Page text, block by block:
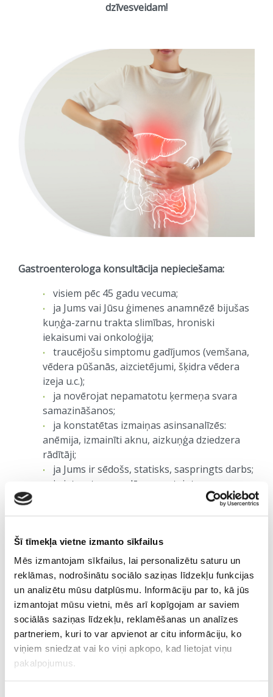
Šī tīmekļa vietne izmanto sīkfailus
Mēs izmantojam sīkfailus, lai personalizētu saturu un
reklāmas, nodrošinātu sociālo saziņas līdzekļu funkcijas
un analizētu mūsu datplūsmu. Informāciju par to, kā jūs
izmantojat mūsu vietni, mēs arī kopīgojam ar saviem
sociālās saziņas līdzekļu, reklamēšanas un analīzes
partneriem, kuri to var apvienot ar citu informāciju, ko
viņiem sniedzat vai ko viņi apkopo, kad lietojat viņu
pakalpojumus.
dzīvesveidam!
Gastroenterologa konsultācija nepieciešama:
visiem pēc 45 gadu vecuma;
ja Jums vai Jūsu ģimenes anamnēzē bijušas
kuņģa-zarnu trakta slimības, hroniski
iekaisumi vai onkoloģija;
traucējošu simptomu gadījumos (vemšana,
vēdera pūšanās, aizcietējumi, šķidra vēdera
izeja u.c.);
ja novērojat nepamatotu ķermeņa svara
samazināšanos;
ja konstatētas izmaiņas asinsanalīzēs:
anēmija, izmainīti aknu, aizkuņģa dziedzera
rādītāji;
ja Jums ir sēdošs, statisks, saspringts darbs;
ja ieturat neregulāras, sasteigtas
ja regulāri lietojat medikamentus, esat
samazinoši preparāti;
pārtikas alerģijas un nepanesības gadījumā;
pirms uztura speciālista vizītes;
hronisku dermatoloģisku problēmu
gadījumos (rosacea, akne, herpetiformais
dermatīts, nodozā eritēma, gangrenozā
pioderma u.c.).
Ja laikus vēršaties pie gastroenterologa, iespējms
agrīni identificēt un mazināt nopietnu slimību riska